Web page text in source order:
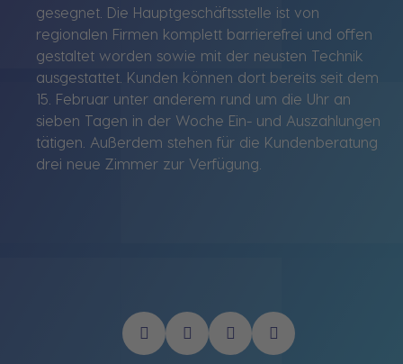
gesegnet. Die Hauptgeschäftsstelle ist von
regionalen Firmen komplett barrierefrei und offen
gestaltet worden sowie mit der neusten Technik
ausgestattet. Kunden können dort bereits seit dem
15. Februar unter anderem rund um die Uhr an
sieben Tagen in der Woche Ein- und Auszahlungen
tätigen. Außerdem stehen für die Kundenberatung
drei neue Zimmer zur Verfügung.